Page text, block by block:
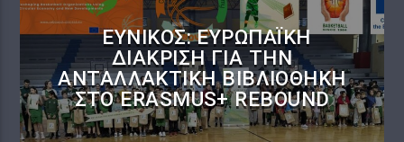
ΕΎΝΙΚΟΣ: ΕΥΡΩΠΑΪΚΉ
ΔΙΆΚΡΙΣΗ ΓΙΑ ΤΗΝ
ΑΝΤΑΛΛΑΚΤΙΚΉ ΒΙΒΛΙΟΘΉΚΗ
ΣΤΟ ERASMUS+ REBOUND